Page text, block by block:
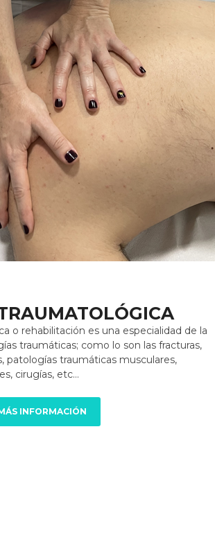
o rehabilitación es una especialidad de la
traumáticas; como lo son las fracturas,
patologías traumáticas musculares,
cirugías, etc…
INFORMACIÓN